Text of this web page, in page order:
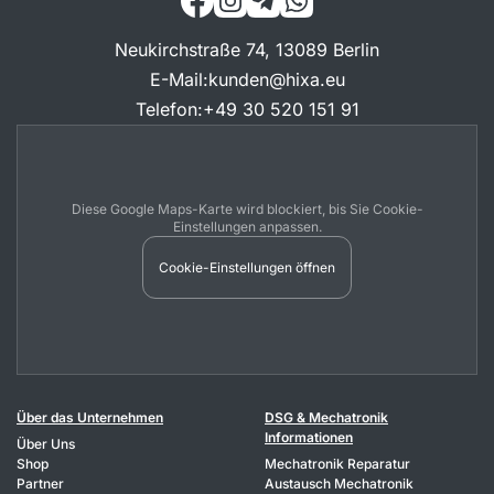
Neukirchstraße 74, 13089 Berlin
E-Mail:kunden@hixa.eu
Telefon:+49 30 520 151 91
Diese Google Maps-Karte wird blockiert, bis Sie Cookie-
Einstellungen anpassen.
Cookie-Einstellungen öffnen
Über das Unternehmen
Über Uns
Shop
Partner
DSG & Mechatronik
Informationen
Mechatronik Reparatur
Austausch Mechatronik